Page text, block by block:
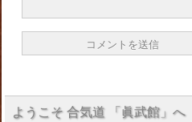
ようこそ 合気道 「眞武館」へ